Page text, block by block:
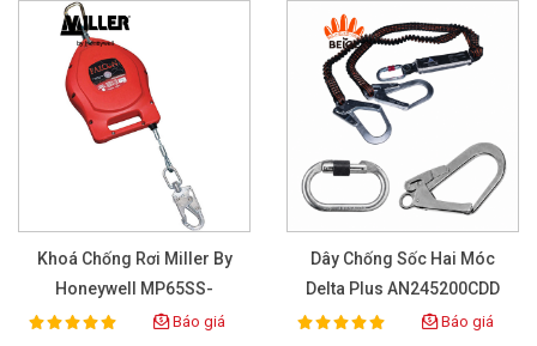
Khoá Chống Rơi Miller By
Honeywell MP65SS-
Z7/65FT
Rating:
100% Báo giá
Dây Chống Sốc Hai Móc
Delta Plus AN245200CDD
Rating:
100% Báo giá